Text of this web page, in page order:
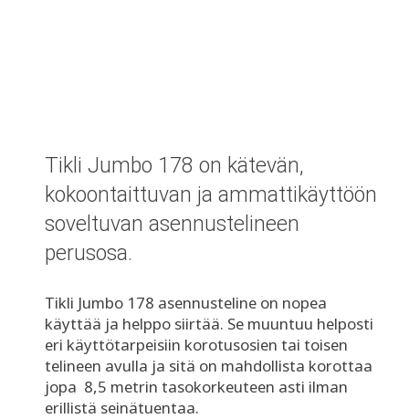
Tikli Jumbo 178 on kätevän,
kokoontaittuvan ja ammattikäyttöön
soveltuvan asennustelineen
perusosa.
Tikli Jumbo 178 asennusteline on nopea
käyttää ja helppo siirtää. Se muuntuu helposti
eri käyttötarpeisiin korotusosien tai toisen
telineen avulla ja sitä on mahdollista korottaa
jopa 8,5 metrin tasokorkeuteen asti ilman
erillistä seinätuentaa.